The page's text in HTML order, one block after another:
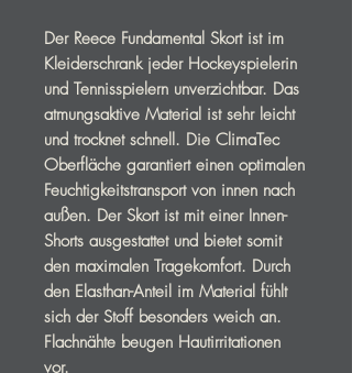
Der Reece Fundamental Skort ist im
Kleiderschrank jeder Hockeyspielerin
und Tennisspielern unverzichtbar. Das
atmungsaktive Material ist sehr leicht
und trocknet schnell. Die ClimaTec
Oberfläche garantiert einen optimalen
Feuchtigkeitstransport von innen nach
außen. Der Skort ist mit einer Innen-
Shorts ausgestattet und bietet somit
den maximalen Tragekomfort. Durch
den Elasthan-Anteil im Material fühlt
sich der Stoff besonders weich an.
Flachnähte beugen Hautirritationen
vor.